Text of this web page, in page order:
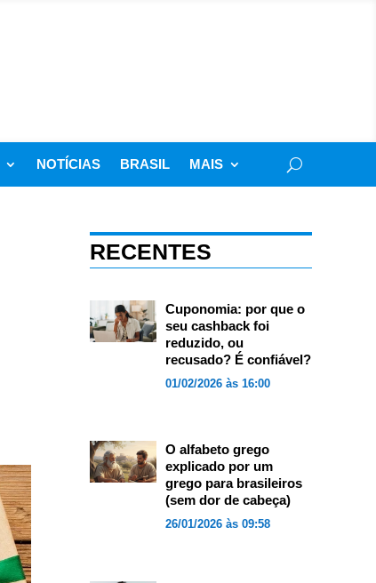
NOTÍCIAS BRASIL MAIS
RECENTES
Cuponomia: por que o
seu cashback foi
reduzido, ou
recusado? É confiável?
01/02/2026 às 16:00
O alfabeto grego
explicado por um
grego para brasileiros
(sem dor de cabeça)
26/01/2026 às 09:58